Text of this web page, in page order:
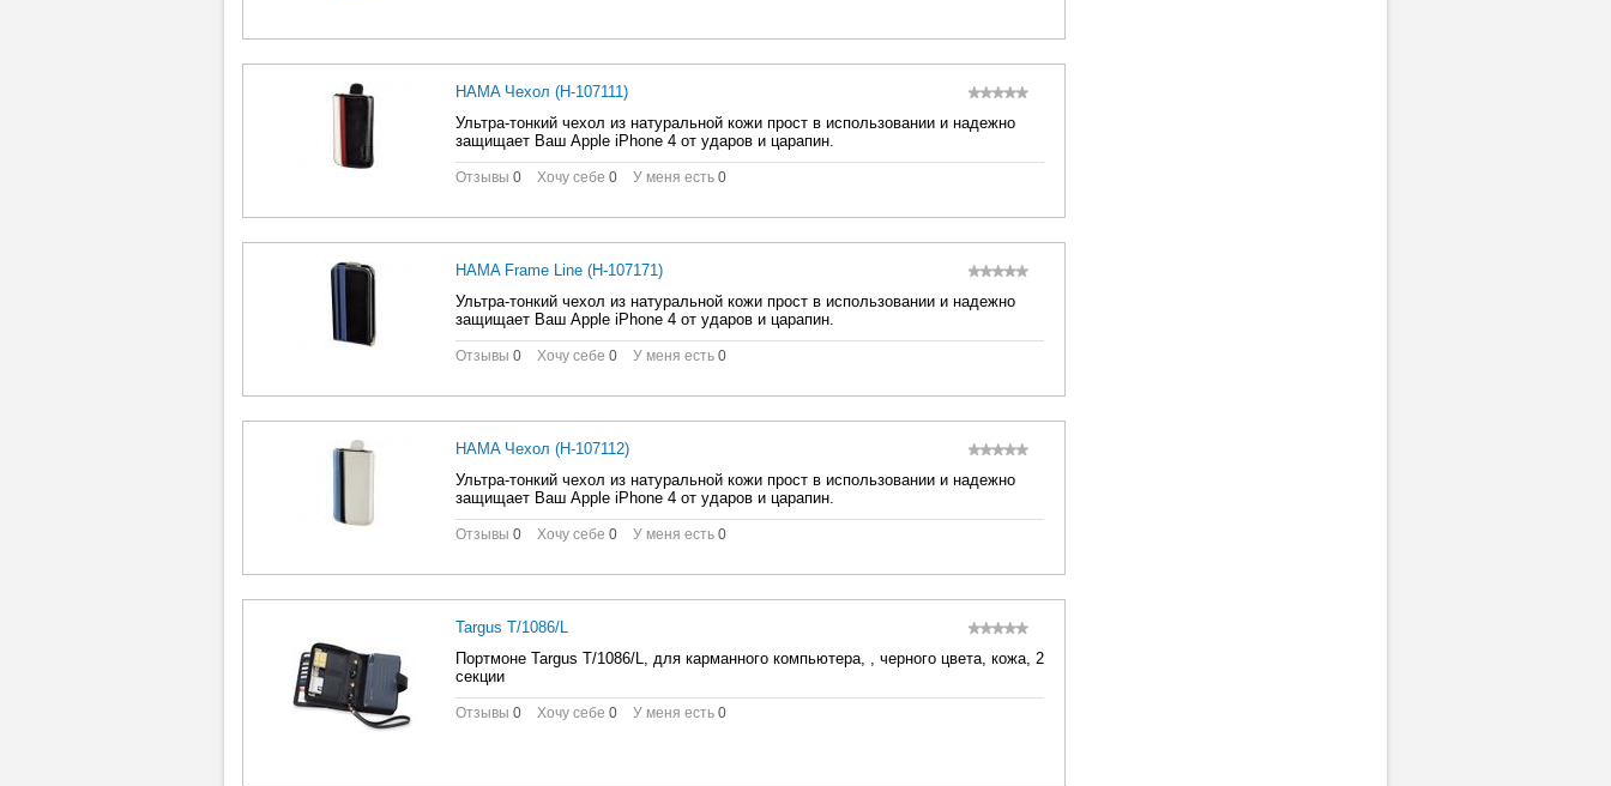
HAMA Чехол (H-107111)
Ультра-тонкий чехол из натуральной кожи прост в использовании и надежно
защищает Ваш Apple iPhone 4 от ударов и царапин.
Отзывы 0 Хочу себе 0 У меня есть 0
HAMA Frame Line (H-107171)
Ультра-тонкий чехол из натуральной кожи прост в использовании и надежно
защищает Ваш Apple iPhone 4 от ударов и царапин.
Отзывы 0 Хочу себе 0 У меня есть 0
HAMA Чехол (H-107112)
Ультра-тонкий чехол из натуральной кожи прост в использовании и надежно
защищает Ваш Apple iPhone 4 от ударов и царапин.
Отзывы 0 Хочу себе 0 У меня есть 0
Targus T/1086/L
Портмоне Targus T/1086/L, для карманного компьютера, , черного цвета, кожа, 2
секции
Отзывы 0 Хочу себе 0 У меня есть 0